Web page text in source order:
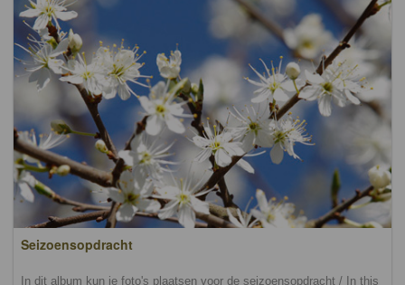
Seizoensopdracht
In dit album kun je foto's plaatsen voor de seizoensopdracht / In this